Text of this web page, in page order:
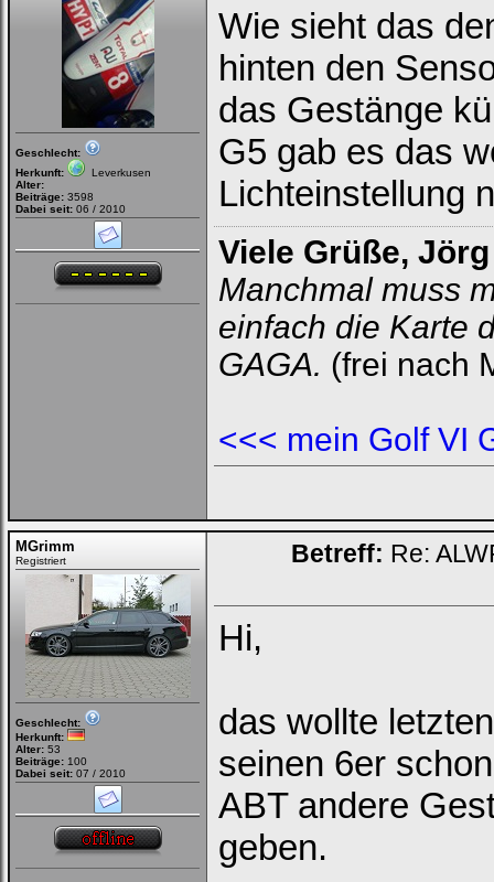
Passwort:
Bei jedem Besuch
Ich habe mein Passwort
vergessen Registrieren
Geschlecht:
Herkunft:
Leverkusen
Alter:
Beiträge: 3598
Dabei seit: 06 / 2010
Wie sieht das
hinten den
das Gestänge
G5 gab es das
Lichteinstellung
Viele Grüße, Jörg
Manchmal muss
einfach die Karte
GAGA. (frei nach
<<< mein Golf VI
MGrimm
Registriert
Geschlecht:
Herkunft:
Alter: 53
Beiträge: 100
Dabei seit: 07 / 2010
Betreff: Re:
Hi,
das wollte
seinen 6er
ABT andere
geben.